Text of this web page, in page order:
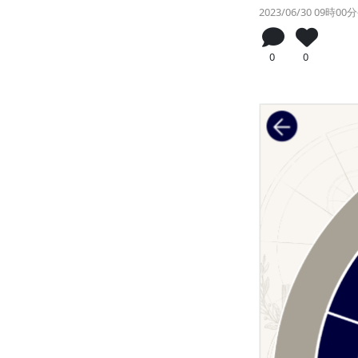
2023/06/30 09時00
0 0